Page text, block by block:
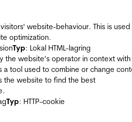
website-behaviour. This is
optimization.
Typ: Lokal HTML-lagring
the website’s operator in context with
a tool used to combine or change
the website to find the best
Typ: HTTP-cookie